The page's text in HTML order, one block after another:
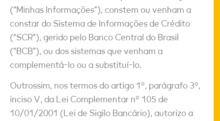
(“Minhas Informações”), constem ou venham a
constar do Sistema de Informações de Crédito
(“SCR”), gerido pelo Banco Central do Brasil
(“BCB”), ou dos sistemas que venham a
complementá-lo ou a substituí-lo.
Outrossim, nos termos do artigo 1º, parágrafo 3º,
inciso V, da Lei Complementar nº 105 de
10/01/2001 (Lei de Sigilo Bancário), autorizo a